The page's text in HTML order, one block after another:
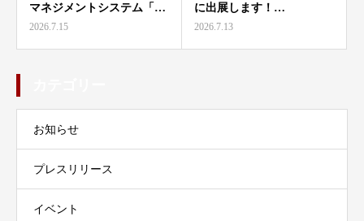
マネジメントシステム「…
2026.7.15
に出展します！…
2026.7.13
お知らせ
プレスリリース
イベント